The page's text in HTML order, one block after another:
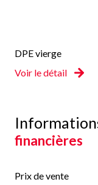
DPE vierge
Voir le détail
financières
Prix de vente